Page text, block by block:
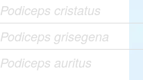
Podiceps cristatus
Podiceps grisegena
Podiceps auritus